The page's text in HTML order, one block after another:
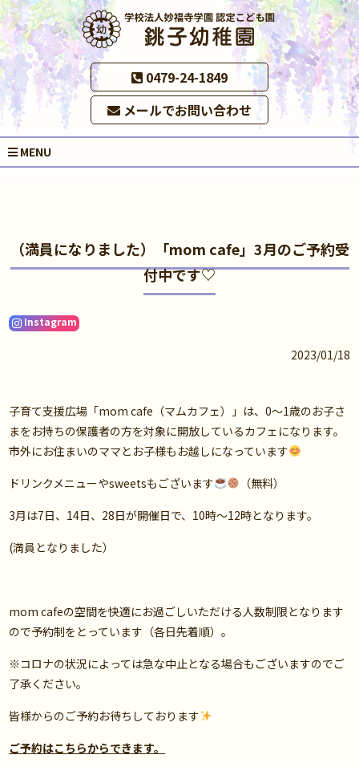
0479-24-1849
メールでお問い合わせ
MENU
（満員になりました）「mom cafe」3月のご予約受
付中です♡
Instagram
2023/01/18
子育て支援広場「mom cafe（マムカフェ）」は、0～1歳のお子さ
まをお持ちの保護者の方を対象に開放しているカフェになります。
市外にお住まいのママとお子様もお越しになっています
ドリンクメニューやsweetsもございます
（無料）
3月は7日、14日、28日が開催日で、10時～12時となります。
(満員となりました）
mom cafeの空間を快適にお過ごしいただける人数制限となります
ので予約制をとっています（各日先着順）。
※コロナの状況によっては急な中止となる場合もございますのでご
了承ください。
皆様からのご予約お待ちしております
ご予約はこちらからできます。